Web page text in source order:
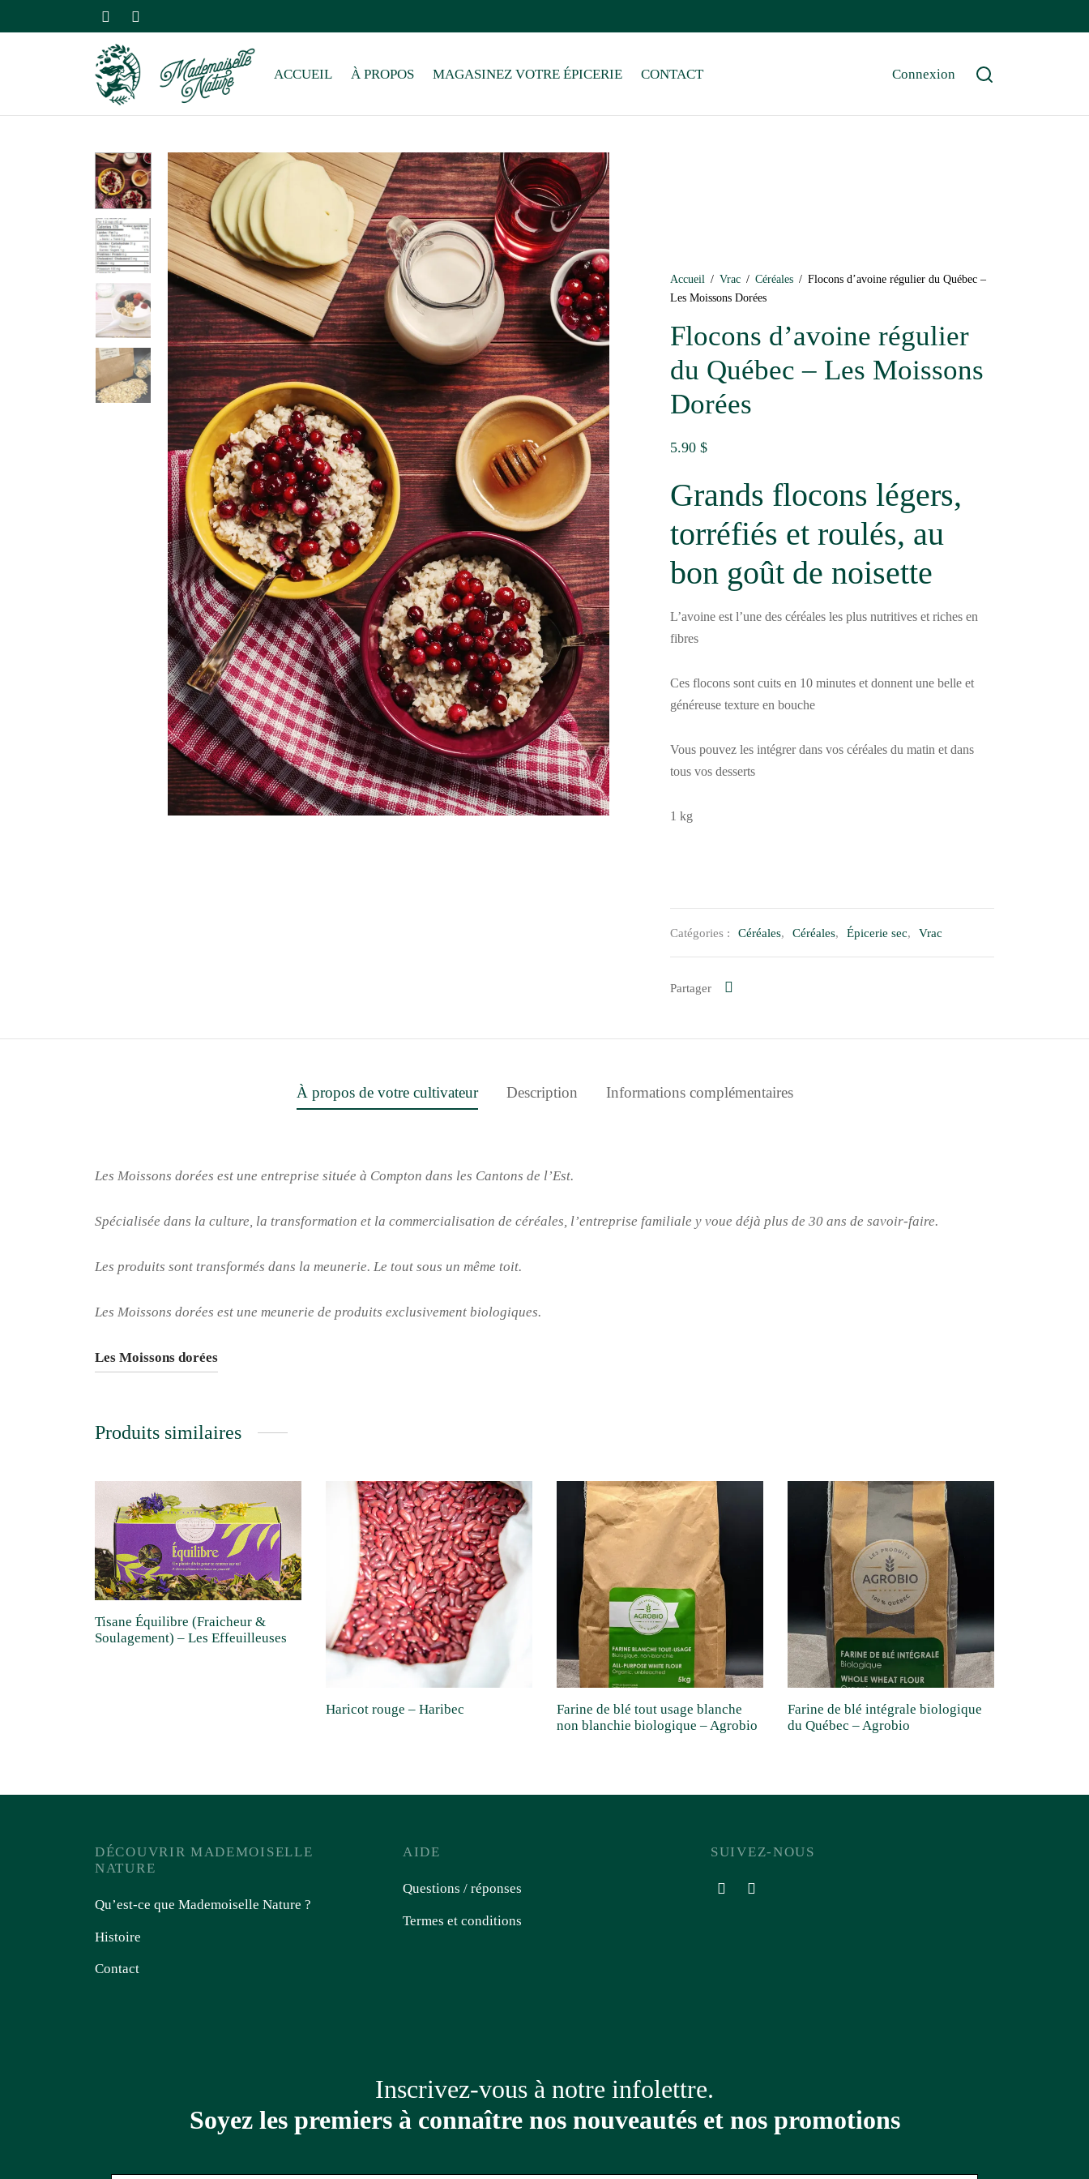
ACCUEIL À PROPOS MAGASINEZ VOTRE ÉPICERIE CONTACT Connexion
Accueil / Vrac / Céréales / Flocons d’avoine régulier du Québec –
Les Moissons Dorées
Flocons d’avoine régulier
du Québec – Les Moissons
Dorées
5.90 $
Grands flocons légers,
torréfiés et roulés, au
bon goût de noisette
L’avoine est l’une des céréales les plus nutritives et riches en
fibres
Ces flocons sont cuits en 10 minutes et donnent une belle et
généreuse texture en bouche
Vous pouvez les intégrer dans vos céréales du matin et dans
tous vos desserts
1 kg
Catégories : Céréales, Céréales, Épicerie sec, Vrac
Partager
À propos de votre cultivateur Description Informations complémentaires
Les Moissons dorées est une entreprise située à Compton dans les Cantons de l’Est.
Spécialisée dans la culture, la transformation et la commercialisation de céréales, l’entreprise familiale y voue déjà plus de 30 ans de savoir-faire.
Les produits sont transformés dans la meunerie. Le tout sous un même toit.
Les Moissons dorées est une meunerie de produits exclusivement biologiques.
Les Moissons dorées
Produits similaires
Tisane Équilibre (Fraicheur &
Soulagement) – Les Effeuilleuses
Haricot rouge – Haribec
Farine de blé tout usage blanche
non blanchie biologique – Agrobio
Farine de blé intégrale biologique
du Québec – Agrobio
DÉCOUVRIR MADEMOISELLE
NATURE
Qu’est-ce que Mademoiselle Nature ?
Histoire
Contact
AIDE
Questions / réponses
Termes et conditions
SUIVEZ-NOUS
Inscrivez-vous à notre infolettre.
Soyez les premiers à connaître nos nouveautés et nos promotions